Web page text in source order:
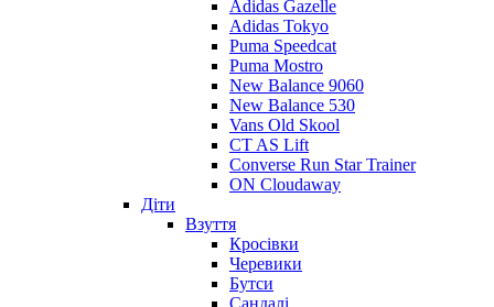
Adidas Gazelle
Adidas Tokyo
Puma Speedcat
Puma Mostro
New Balance 9060
New Balance 530
Vans Old Skool
CT AS Lift
Converse Run Star Trainer
ON Cloudaway
Діти
Взуття
Кросівки
Черевики
Бутси
Сандалі